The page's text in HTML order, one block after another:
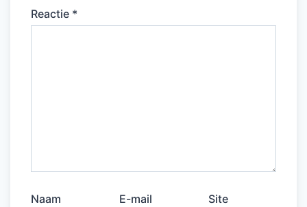
Reactie *
Naam E-mail Site